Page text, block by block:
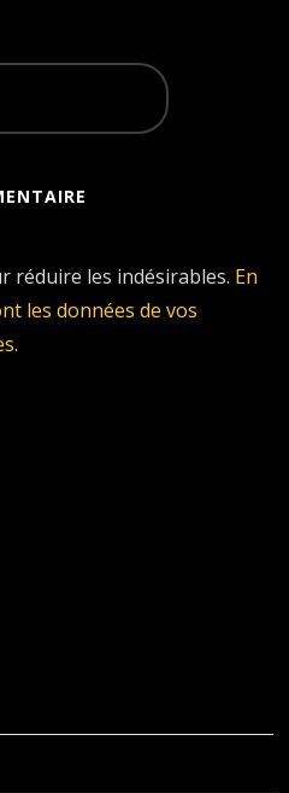
réduire les indésirables. En
les données de vos
.